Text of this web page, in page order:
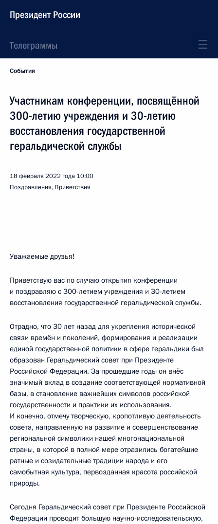
Президент России
Телеграммы
События
Участникам конференции, посвящённой
300-летию учреждения и 30-летию
восстановления государственной
геральдической службы
18 февраля 2022 года 10:00
Поздравления, Приветствия
Уважаемые друзья!
Приветствую вас по случаю открытия конференции
и поздравляю с 300-летием учреждения и 30-летием
восстановления государственной геральдической службы.
Отрадно, что 30 лет назад для укрепления исторической
связи времён и поколений, формирования и реализации
единой государственной политики в сфере геральдики был
образован Геральдический совет при Президенте
Российской Федерации. За прошедшие годы он внёс
значимый вклад в создание соответствующей нормативной
базы, в становление важнейших символов российской
государственности и практики их использования.
И конечно, отмечу творческую, кропотливую деятельность
совета, направленную на развитие и совершенствование
региональной символики нашей многонациональной
страны, в которой в полной мере отразились богатейшие
ратные и созидательные традиции народа и его
самобытная культура, первозданная красота российской
природы.
Сегодня Геральдический совет при Президенте Российской
Федерации проводит большую научно-исследовательскую,